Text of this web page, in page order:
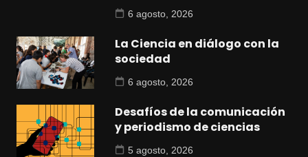
6 agosto, 2026
La Ciencia en diálogo con la
sociedad
6 agosto, 2026
Desafíos de la comunicación
y periodismo de ciencias
5 agosto, 2026